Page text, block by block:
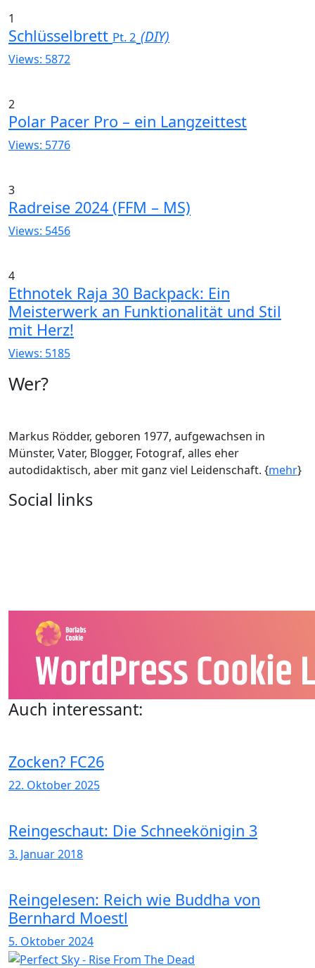
1
Schlüsselbrett Pt. 2 (DIY)
Views: 5872
2
Polar Pacer Pro – ein Langzeittest
Views: 5776
3
Radreise 2024 (FFM – MS)
Views: 5456
4
Ethnotek Raja 30 Backpack: Ein
Meisterwerk an Funktionalität und Stil
mit Herz!
Views: 5185
Wer?
Markus Rödder, geboren 1977, aufgewachsen in
Münster, Vater, Blogger, Fotograf, alles eher
autodidaktisch, aber mit ganz viel Leidenschaft. {mehr}
Social links
Auch interessant:
Zocken? FC26
22. Oktober 2025
Reingeschaut: Die Schneekönigin 3
3. Januar 2018
Reingelesen: Reich wie Buddha von
Bernhard Moestl
5. Oktober 2024